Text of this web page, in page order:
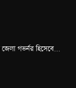
জেলা গভর্নর হিসেবে…